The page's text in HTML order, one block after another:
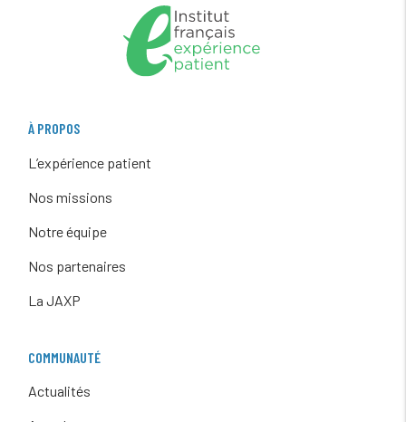
À PROPOS
L’expérience patient
Nos missions
Notre équipe
Nos partenaires
La JAXP
COMMUNAUTÉ
Actualités